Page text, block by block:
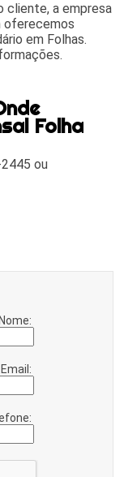
cliente, a empresa
oferecemos
em Folhas.
Folha
ou
Nome:
Email: